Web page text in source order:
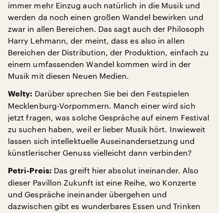
immer mehr Einzug auch natürlich in die Musik und
werden da noch einen großen Wandel bewirken und
zwar in allen Bereichen. Das sagt auch der Philosoph
Harry Lehmann, der meint, dass es also in allen
Bereichen der Distribution, der Produktion, einfach zu
einem umfassenden Wandel kommen wird in der
Musik mit diesen Neuen Medien.
Welty: Darüber sprechen Sie bei den Festspielen
Mecklenburg-Vorpommern. Manch einer wird sich
jetzt fragen, was solche Gespräche auf einem Festival
zu suchen haben, weil er lieber Musik hört. Inwieweit
lassen sich intellektuelle Auseinandersetzung und
künstlerischer Genuss vielleicht dann verbinden?
Petri-Preis: Das greift hier absolut ineinander. Also
dieser Pavillon Zukunft ist eine Reihe, wo Konzerte
und Gespräche ineinander übergehen und
dazwischen gibt es wunderbares Essen und Trinken